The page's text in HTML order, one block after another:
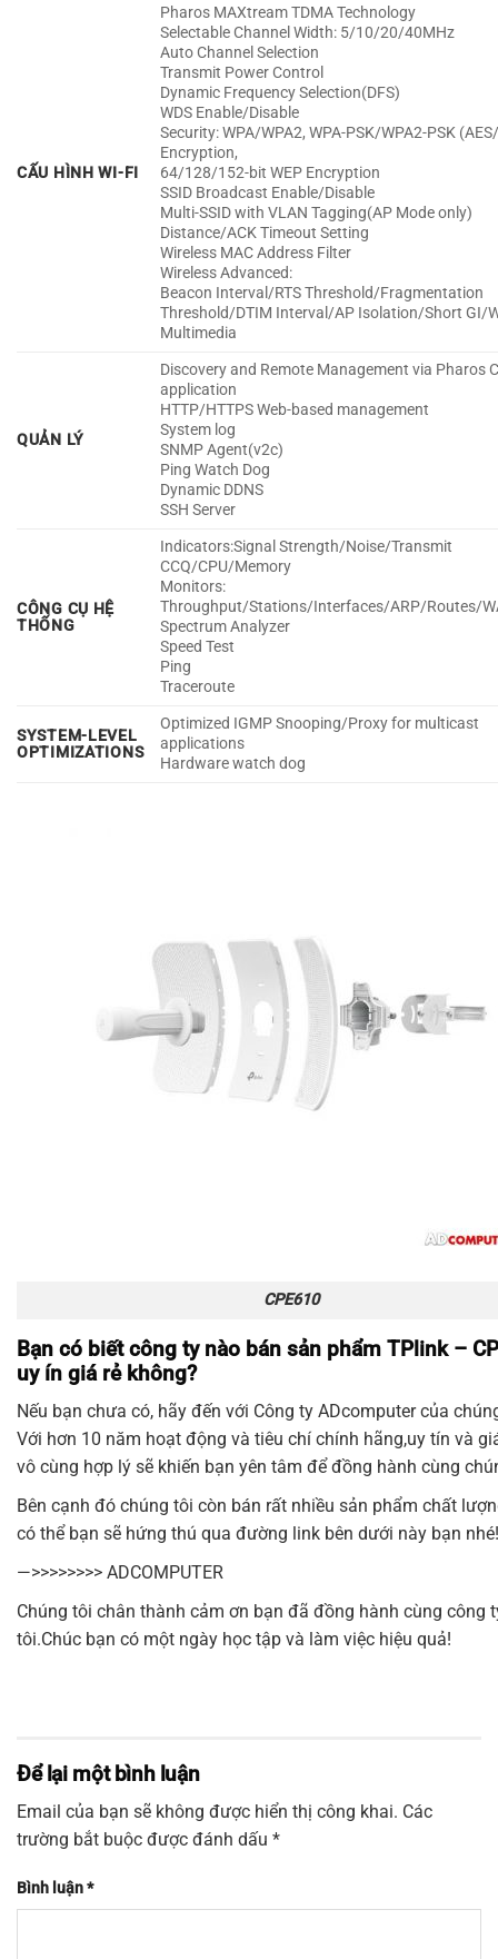
CẤU HÌNH WI-FI
Pharos MAXtream TDMA Technology
Selectable Channel Width: 5/10/20/40MHz
Auto Channel Selection
Transmit Power Control
Dynamic Frequency Selection(DFS)
WDS Enable/Disable
Security: WPA/WPA2, WPA-PSK/WPA2-PSK
Encryption,
64/128/152-bit WEP Encryption
SSID Broadcast Enable/Disable
Multi-SSID with VLAN Tagging(AP Mode only)
Distance/ACK Timeout Setting
Wireless MAC Address Filter
Wireless Advanced:
Beacon Interval/RTS Threshold/Fragmentation
Threshold/DTIM Interval/AP Isolation/Short GI/
Multimedia
QUẢN LÝ
Discovery and Remote Management via Pharos
application
HTTP/HTTPS Web-based management
System log
SNMP Agent(v2c)
Ping Watch Dog
Dynamic DDNS
SSH Server
CÔNG CỤ HỆ
THỐNG
Indicators:Signal Strength/Noise/Transmit
CCQ/CPU/Memory
Monitors:
Throughput/Stations/Interfaces/ARP/Routes/
Spectrum Analyzer
Speed Test
Ping
Traceroute
SYSTEM-LEVEL
OPTIMIZATIONS
Optimized IGMP Snooping/Proxy for multicast
applications
Hardware watch dog
CPE610
Bạn có biết công ty nào bán sản phẩm TPlink –
uy ín giá rẻ không?
Nếu bạn chưa có, hãy đến với Công ty ADcomputercủa
Với hơn 10 năm hoạt động và tiêu chí chính hãng,uy tín và
vô cùng hợp lý sẽ khiến bạn yên tâm để đồng hành cùng
Bên cạnh đó chúng tôi còn bán rất nhiều sản phẩm chất
có thể bạn sẽ hứng thú qua đường link bên dưới này bạn nhé!
—>>>>>>>> ADCOMPUTER
Chúng tôi chân thành cảm ơn bạn đã đồng hành cùng công
tôi.Chúc bạn có một ngày học tập và làm việc hiệu quả!
Để lại một bình luận
Email của bạn sẽ không được hiển thị công khai. Các
trường bắt buộc được đánh dấu *
Bình luận*